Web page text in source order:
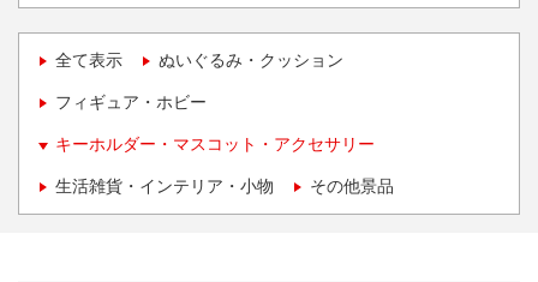
全て表示 ぬいぐるみ・クッション
フィギュア・ホビー
キーホルダー・マスコット・アクセサリー
生活雑貨・インテリア・小物 その他景品